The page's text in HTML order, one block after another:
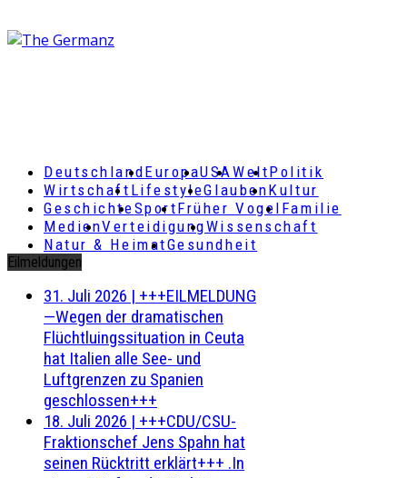
DeutschlandEuropaUSAWeltPolitik
Wirtschaft LifestyleGlaubenKultur
GeschichteSportFrüher Vogel Familie
MedienVerteidigungWissenschaft
Natur & HeimatGesundheit
Eilmeldungen
31. Juli 2026 | +++EILMELDUNG
—Wegen der dramatischen
Flüchtluingssituation in Ceuta
hat Italien alle See- und
Luftgrenzen zu Spanien
geschlossen+++
18. Juli 2026 | +++CDU/CSU-
Fraktionschef Jens Spahn hat
seinen Rücktritt erklärt+++ .In